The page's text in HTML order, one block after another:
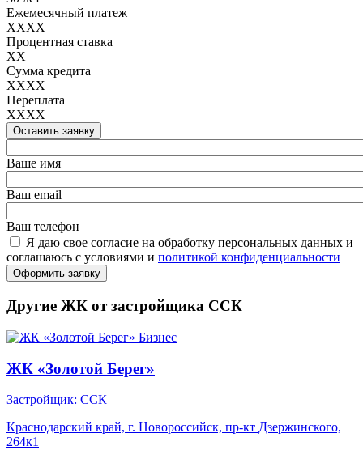
Ежемесячный платеж
XXXX
Процентная ставка
XX
Сумма кредита
XXXX
Переплата
XXXX
Оставить заявку
Ваше имя
Ваш email
Ваш телефон
Я даю свое согласие на обработку персональных данных и
соглашаюсь с условиями и политикой конфиденциальности
Оформить заявку
Другие ЖК от застройщика ССК
Бизнес
ЖК «Золотой Берег»
Застройщик: ССК
Краснодарский край, г. Новороссийск, пр-кт Дзержинского,
264к1